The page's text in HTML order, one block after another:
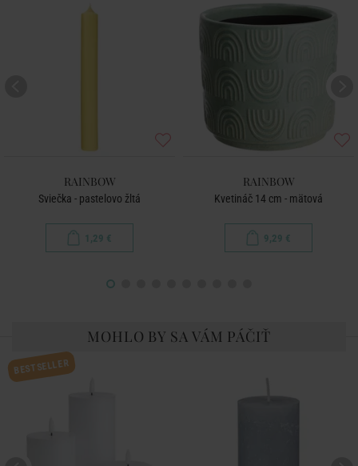
RAINBOW
Sviečka - pastelovo žltá
1,29 €
RAINBOW
Kvetináč 14 cm - mätová
9,29 €
MOHLO BY SA VÁM PÁČIŤ
BESTSELLER